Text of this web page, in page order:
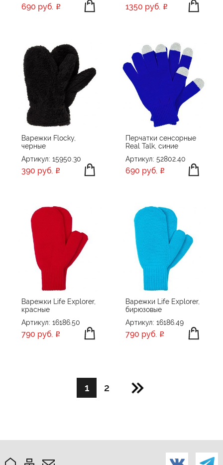
690 руб. 1350 руб.
Варежки Flocky,
черные
Артикул: 15950.30
390 руб.
Перчатки сенсорные
Real Talk, синие
Артикул: 52802.40
690 руб.
Варежки Life Explorer,
красные
Артикул: 16186.50
790 руб.
Варежки Life Explorer,
бирюзовые
Артикул: 16186.49
790 руб.
1 2